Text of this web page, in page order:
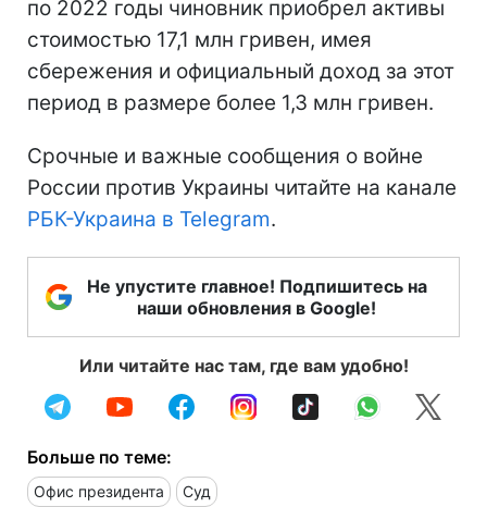
по 2022 годы чиновник приобрел активы
стоимостью 17,1 млн гривен, имея
сбережения и официальный доход за этот
период в размере более 1,3 млн гривен.
Срочные и важные сообщения о войне
России против Украины читайте на канале
РБК-Украина в Telegram.
Не упустите главное! Подпишитесь на
наши обновления в Google!
Или читайте нас там, где вам удобно!
Больше по теме:
Офис президента Суд